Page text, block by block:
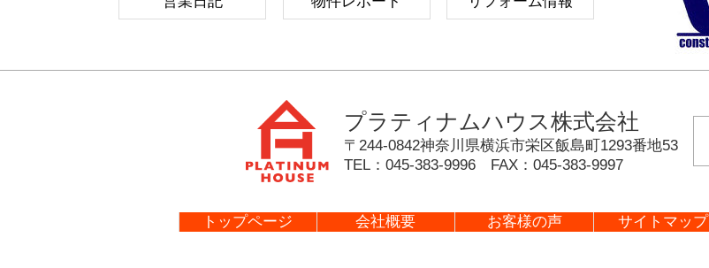
プラティナムハウス株式会社
〒244-0842神奈川県横浜市栄区飯島町1293番地53
TEL： 045-383-9996FAX： 045-383-9997
トップページ 会社概要 お客様の声 サイトマップ